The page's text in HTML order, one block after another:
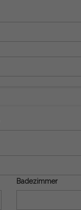
Badezimmer